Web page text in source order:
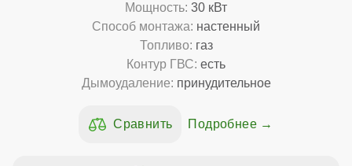
Мощность: 30 кВт
Способ монтажа: настенный
Топливо: газ
Контур ГВС: есть
Дымоудаление: принудительное
Подробнее